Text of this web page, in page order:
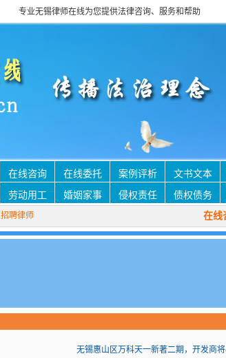
专业无锡律师在线为您提供法律咨询、服务和帮助
在线咨询 在线委托 案例评析 文书文本
劳动用工 婚姻家事 侵权责任 债权债务
招聘律师 在线
无锡惠山区万科天一新著二期，开发商